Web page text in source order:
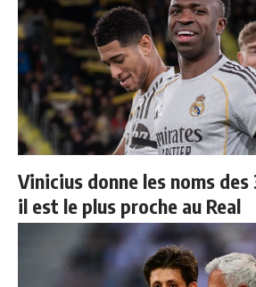
Vinicius donne les noms
il est le plus proche au Real